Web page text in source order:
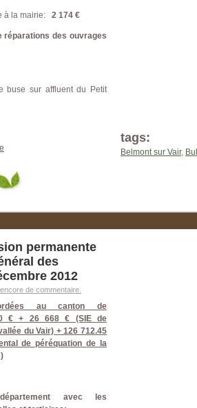
à la mairie: 2 174 €
réparations des ouvrages
buse sur affluent du Petit
tags:
Belmont sur Vair,
permanente
des
2012
de commentaire.
au canton de
€ + 26 668 € (SIE de
du Vair) + 126 712.45
de péréquation de la
avec les